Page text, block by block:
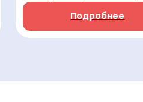
цен:
1
Подробнее